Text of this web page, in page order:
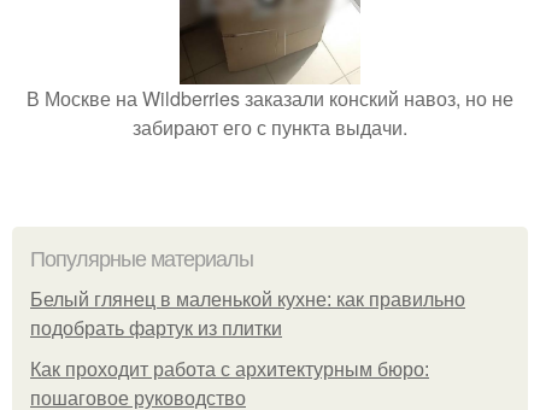
В Москве на Wildberries заказали конский навоз, но не
забирают его с пункта выдачи.
Популярные материалы
Белый глянец в маленькой кухне: как правильно
подобрать фартук из плитки
Как проходит работа с архитектурным бюро:
пошаговое руководство